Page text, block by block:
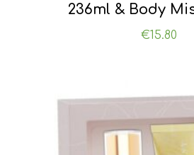
236ml & Body
€15.80